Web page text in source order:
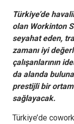
Türkiye’de
olan Workinton
seyahat eden,
zamanı iyi
çalışanlarının
da alanda
prestijli bir
sağlayacak.
Türkiye’de